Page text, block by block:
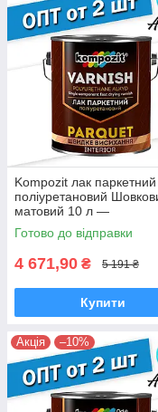
Kompozit лак паркетний
поліуретановий
матовий 10 л —
високоміцний
алкідноуретановий
Готово до відправки
4 671,90 ₴ 5 191 ₴
Купити
Акція –10%